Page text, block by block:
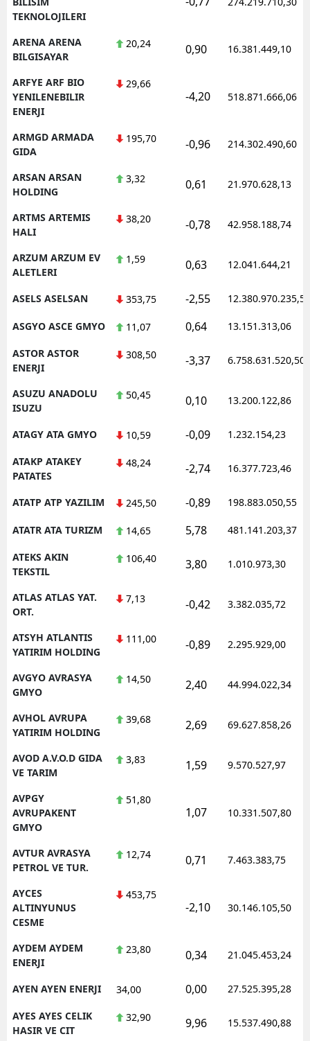
TEKNOLOJILERI
ARENA ARENA
BILGISAYAR
20,24 0,90 16.381.449,10
ARFYE ARF BIO
YENILENEBILIR
ENERJI
29,66
-4,20 518.871.666,06
ARMGD ARMADA
GIDA
195,70 -0,96 214.302.490,60
ARSAN ARSAN
HOLDING
3,32 0,61 21.970.628,13
ARTMS ARTEMIS
HALI
38,20 -0,78 42.958.188,74
ARZUM ARZUM EV
ALETLERI
1,59 0,63 12.041.644,21
ASELS ASELSAN 353,75 -2,55 12.380.970.235,50
ASGYO ASCE GMYO 11,07 0,64 13.151.313,06
ASTOR ASTOR
ENERJI
308,50 -3,37 6.758.631.520,50
ASUZU ANADOLU
ISUZU
50,45 0,10 13.200.122,86
ATAGY ATA GMYO 10,59 -0,09 1.232.154,23
ATAKP ATAKEY
PATATES
48,24 -2,74 16.377.723,46
ATATP ATP YAZILIM 245,50 -0,89 198.883.050,55
ATATR ATA TURIZM 14,65 5,78 481.141.203,37
ATEKS AKIN
TEKSTIL
106,40 3,80 1.010.973,30
ATLAS ATLAS YAT.
ORT.
7,13 -0,42 3.382.035,72
ATSYH ATLANTIS
YATIRIM HOLDING
111,00 -0,89 2.295.929,00
AVGYO AVRASYA
GMYO
14,50 2,40 44.994.022,34
AVHOL AVRUPA
YATIRIM HOLDING
39,68 2,69 69.627.858,26
AVOD A.V.O.D GIDA
VE TARIM
3,83 1,59 9.570.527,97
AVPGY
AVRUPAKENT
GMYO
51,80
1,07 10.331.507,80
AVTUR AVRASYA
PETROL VE TUR.
12,74 0,71 7.463.383,75
AYCES
ALTINYUNUS
CESME
453,75
-2,10 30.146.105,50
AYDEM AYDEM
ENERJI
23,80 0,34 21.045.453,24
AYEN AYEN ENERJI 34,00 0,00 27.525.395,28
AYES AYES CELIK
HASIR VE CIT
32,90 9,96 15.537.490,88